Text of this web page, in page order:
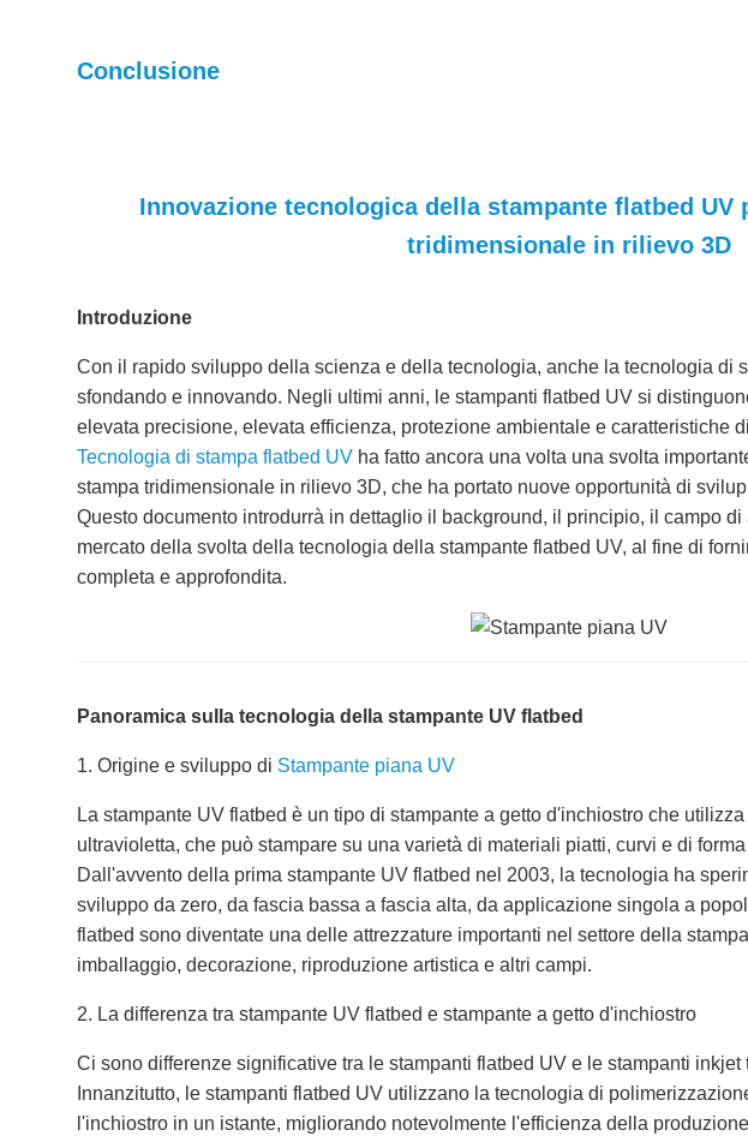
Conclusione
Innovazione tecnologica della stampante flatbed UV
tridimensionale in rilievo 3D
Introduzione
Con il rapido sviluppo della scienza e della tecnologia, anche la tecnologia di
sfondando e innovando. Negli ultimi anni, le stampanti flatbed UV si
elevata precisione, elevata efficienza, protezione ambientale e caratteristiche
Tecnologia di stampa flatbed UVha fatto ancora una volta una svolta
stampa tridimensionale in rilievo 3D, che ha portato nuove opportunità di
Questo documento introdurrà in dettaglio il background, il principio, il campo
mercato della svolta della tecnologia della stampante flatbed UV, al fine di
completa e approfondita.
Panoramica sulla tecnologia della stampante UV flatbed
1. Origine e sviluppo di Stampante piana UV
La stampante UV flatbed è un tipo di stampante a getto d'inchiostro che
ultravioletta, che può stampare su una varietà di materiali piatti, curvi e di
Dall'avvento della prima stampante UV flatbed nel 2003, la tecnologia ha
sviluppo da zero, da fascia bassa a fascia alta, da applicazione singola a
flatbed sono diventate una delle attrezzature importanti nel settore della
imballaggio, decorazione, riproduzione artistica e altri campi.
2. La differenza tra stampante UV flatbed e stampante a getto d'inchiostro
Ci sono differenze significative tra le stampanti flatbed UV e le stampanti
Innanzitutto, le stampanti flatbed UV utilizzano la tecnologia di
l'inchiostro in un istante, migliorando notevolmente l'efficienza della